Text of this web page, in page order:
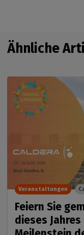
Ähnliche
Feiern Sie
dieses
Veranstaltungen